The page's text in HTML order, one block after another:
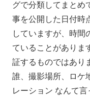
グで分類してまとめ
事を公開した日付時
していますが、時間
ていることがありま
証するものではあり
誰、撮影場所、ロケ
レーション なんて